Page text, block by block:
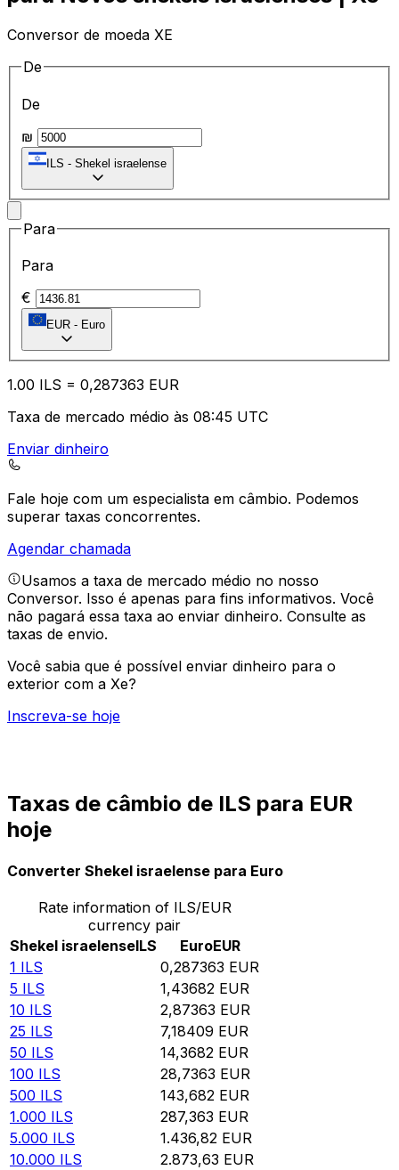
Conversor de moeda XE
De
De
₪
ILS - Shekel israelense
Para
Para
€
EUR - Euro
1.00 ILS = 0,287363 EUR
Taxa de mercado médio às 08:45 UTC
Enviar dinheiro
Fale hoje com um especialista em câmbio. Podemos
superar taxas concorrentes.
Agendar chamada
Usamos a taxa de mercado médio no nosso
Conversor. Isso é apenas para fins informativos. Você
não pagará essa taxa ao enviar dinheiro. Consulte as
taxas de envio.
Você sabia que é possível enviar dinheiro para o
exterior com a Xe?
Inscreva-se hoje
Taxas de câmbio de ILS para EUR
hoje
Converter Shekel israelense para Euro
Rate information of ILS/EUR
currency pair
Shekel israelenseILS EuroEUR
1 ILS 0,287363 EUR
5 ILS 1,43682 EUR
10 ILS 2,87363 EUR
25 ILS 7,18409 EUR
50 ILS 14,3682 EUR
100 ILS 28,7363 EUR
500 ILS 143,682 EUR
1.000 ILS 287,363 EUR
5.000 ILS 1.436,82 EUR
10.000 ILS 2.873,63 EUR